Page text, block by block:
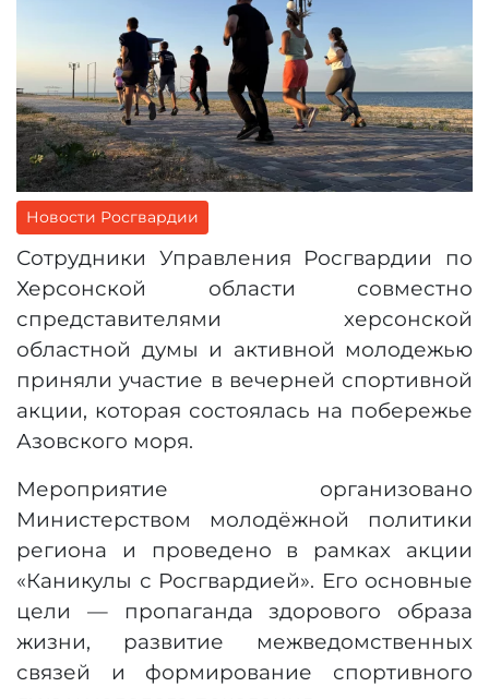
Новости Росгвардии
Сотрудники Управления Росгвардии по
Херсонской области совместно
спредставителями херсонской
областной думы и активной молодежью
приняли участие в вечерней спортивной
акции, которая состоялась на побережье
Азовского моря.
Мероприятие организовано
Министерством молодёжной политики
региона и проведено в рамках акции
«Каникулы с Росгвардией». Его основные
цели — пропаганда здорового образа
жизни, развитие межведомственных
связей и формирование спортивного